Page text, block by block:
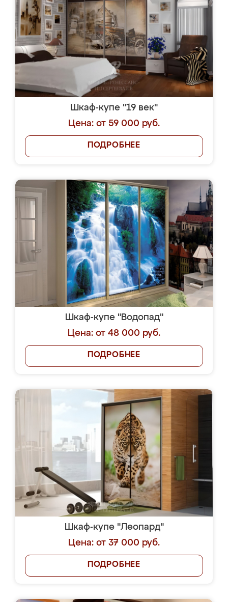
Шкаф-купе "19 век"
Цена: от 59 000 руб.
ПОДРОБНЕЕ
Шкаф-купе "Водопад"
Цена: от 48 000 руб.
ПОДРОБНЕЕ
Шкаф-купе "Леопард"
Цена: от 37 000 руб.
ПОДРОБНЕЕ